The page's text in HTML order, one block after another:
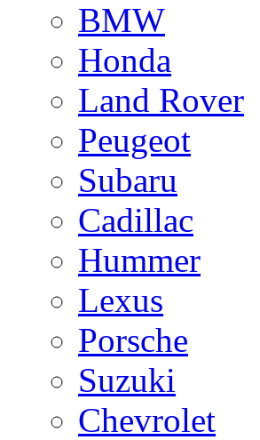
BMW
Honda
Land Rover
Peugeot
Subaru
Cadillac
Hummer
Lexus
Porsche
Suzuki
Chevrolet